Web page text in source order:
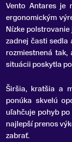
Vento Antares je
ergonomickým
Nízke
zadnej časti sedla
rozmiestnená tak,
situácii poskytla
Širšia, kratšia a
ponúka skvelú
uľahčuje pohyb
najlepší prenos
zabrať.